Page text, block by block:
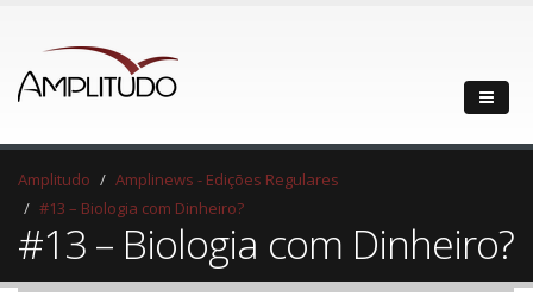
Amplitudo
Amplinews - Edições Regulares
#13 – Biologia com Dinheiro?
#13 – Biologia com Dinheiro?